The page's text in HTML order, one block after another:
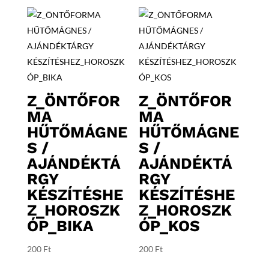
Z_ÖNTŐFOR
MA
HŰTŐMÁGNE
S /
AJÁNDÉKTÁ
RGY
KÉSZÍTÉSHE
Z_HOROSZK
ÓP_BIKA
200 Ft
Z_ÖNTŐFOR
MA
HŰTŐMÁGNE
S /
AJÁNDÉKTÁ
RGY
KÉSZÍTÉSHE
Z_HOROSZK
ÓP_KOS
200 Ft